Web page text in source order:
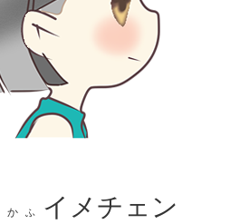
か ふ イメチェン